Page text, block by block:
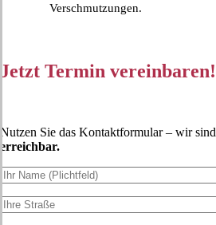
Verschmutzungen.
Jetzt Termin vereinbaren!
Nutzen Sie das Kontaktformular – wir sind
erreichbar.